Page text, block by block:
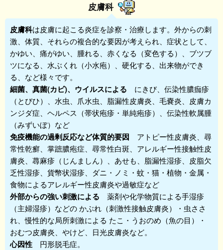
皮膚科
皮膚科は皮膚に起こる炎症を診察・治療します。外からの刺
激、体質、それらの複合的な要因が考えられ、症状として、
かゆい、痛がゆい、腫れる、赤くなる（変色する）、ブツブ
ツになる、水ぶくれ（小水疱）、硬化する、出来物ができ
る、など様々です。
細菌、真菌(カビ)、ウイルスによる にきび、伝染性膿痂疹
（とびひ）、水虫、爪水虫、脂漏性皮膚炎、毛嚢炎、皮膚カ
ンジダ症、ヘルペス（帯状疱疹・単純疱疹）、伝染性軟属腫
（みずいぼ）など
免疫機能の過剰反応など体質的要因 アトピー性皮膚炎、尋
常性乾癬、掌蹠膿疱症、尋常性白斑、アレルギー性接触性皮
膚炎、蕁麻疹（じんましん）、あせも、脂漏性湿疹、皮脂欠
乏性湿疹、貨幣状湿疹、ダニ・ノミ・蚊・猫・植物・金属・
食物によるアレルギー性皮膚炎や過敏症など
外部からの強い刺激による 薬剤や化学物質による手湿疹
（主婦湿疹）などの かぶれ（刺激性接触皮膚炎）・虫ささ
れ、慢性的な局所刺激による たこ・うおのめ（魚の目）・
おむつ皮膚炎、やけど、日光皮膚炎など。
心因性 円形脱毛症。